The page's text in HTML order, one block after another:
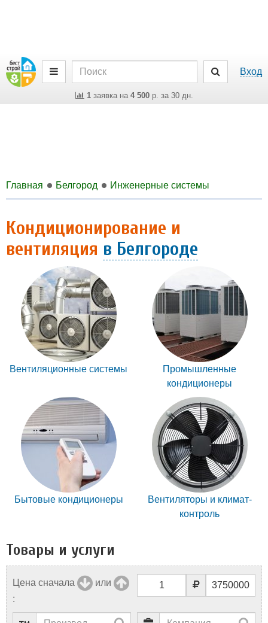
Вход
1заявка на 4 500р. за 30 дн.
Главная Белгород Инженерные системы
Кондиционирование и
вентиляция в Белгороде
Вентиляционные системы
Промышленные
кондиционеры
Бытовые кондиционеры
Вентиляторы и климат-
контроль
Товары и услуги
Цена сначала
или
: